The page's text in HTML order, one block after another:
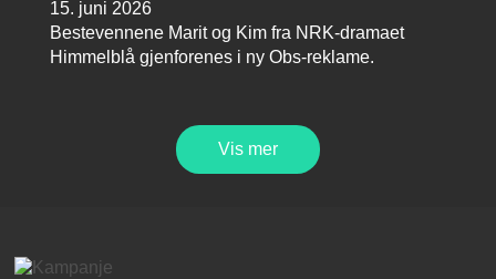
15. juni 2026
Bestevennene Marit og Kim fra NRK-dramaet
Himmelblå gjenforenes i ny Obs-reklame.
Vis mer